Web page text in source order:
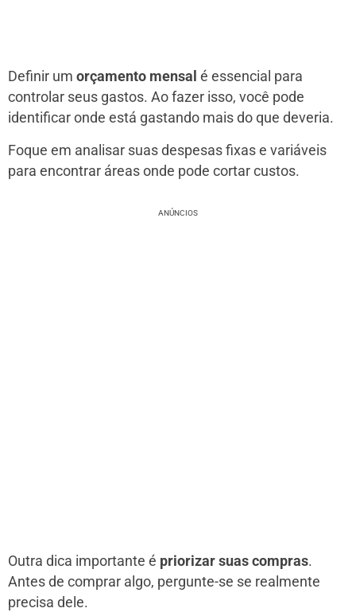
Definir um orçamento mensal é essencial para
controlar seus gastos. Ao fazer isso, você pode
identificar onde está gastando mais do que deveria.
Foque em analisar suas despesas fixas e variáveis
para encontrar áreas onde pode cortar custos.
ANÚNCIOS
Outra dica importante é priorizar suas compras.
Antes de comprar algo, pergunte-se se realmente
precisa dele.